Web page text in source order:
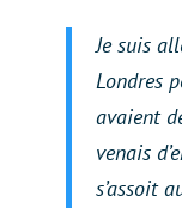
Je suis
Londres
avaient
venais
s’assoit